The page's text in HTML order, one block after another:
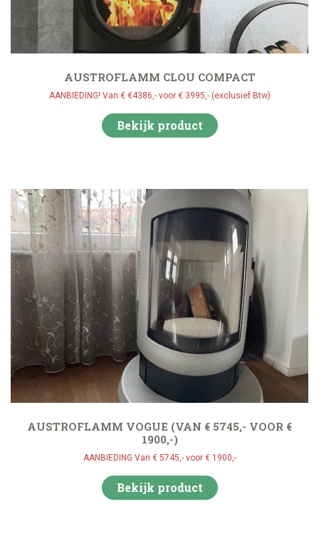
AUSTROFLAMM CLOU COMPACT
AANBIEDING! Van € €4386,- voor € 3995,- (exclusief Btw)
Bekijk product
AUSTROFLAMM VOGUE (VAN € 5745,- VOOR €
1900,-)
AANBIEDING Van € 5745,- voor € 1900,-
Bekijk product